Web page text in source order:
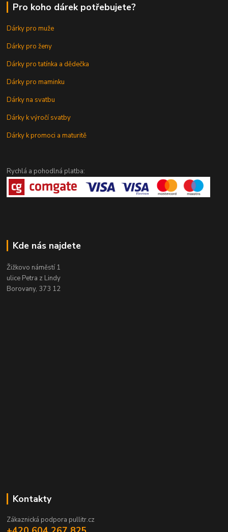
Pro koho dárek potřebujete?
Dárky pro muže
Dárky pro ženy
Dárky pro tatínka a dědečka
Dárky pro maminku
Dárky na svatbu
Dárky k výročí svatby
Dárky k promoci a maturitě
Rychlá a pohodlná platba:
Kde nás najdete
Žižkovo náměstí 1
ulice Petra z Lindy
Borovany, 373 12
Kontakty
Zákaznická podpora pullitr.cz